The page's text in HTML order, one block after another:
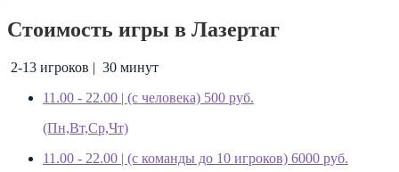
Стоимость игры в Лазертаг
2-13 игроков | 30 минут
11.00 - 22.00 | (с человека) 500 руб.
(Пн,Вт,Ср,Чт)
11.00 - 22.00 | (с команды до 10 игроков) 6000 руб.